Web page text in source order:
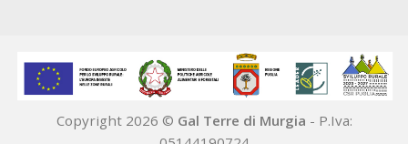
Copyright 2026 © Gal Terre di Murgia - P.Iva: